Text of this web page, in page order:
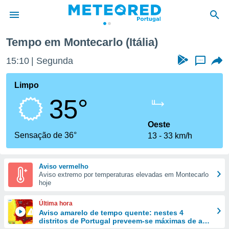
da
foi
fornecidas
a este
das
e
forma
digital
Tempo em Montecarlo (Itália)
15:10 Segunda ...
Limpo
35°
Sensação de 36°
Oeste
13
33 km/h
Aviso vermelho
Aviso extremo por temperaturas elevadas em Montecarlo
hoje
Última hora
Aviso amarelo de tempo quente: nestes 4
distritos de Portugal preveem-se máximas de até